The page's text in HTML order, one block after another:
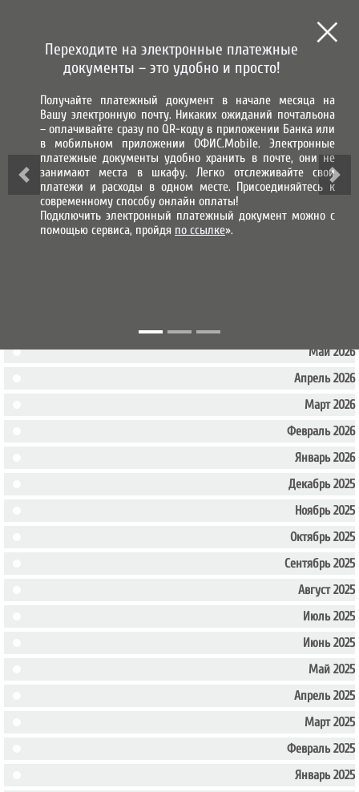
МЫ В СОЦИАЛЬНЫХ СЕТЯХ
ВХОД В ЛИЧНЫЙ КАБИНЕТ
Наши новости
Новости по
типу
Год Месяц
Май 2026
Апрель 2026
Март 2026
Февраль 2026
Январь 2026
Декабрь 2025
Ноябрь 2025
Октябрь 2025
Сентябрь 2025
Август 2025
Июль 2025
Июнь 2025
Май 2025
Апрель 2025
Март 2025
Февраль 2025
Январь 2025
Переходите на электронные платежные
документы – это удобно и просто!
Получайте платежный документ в начале месяца на
Вашу электронную почту. Никаких ожиданий почтальона
– оплачивайте сразу по QR-коду в приложении Банка или
в мобильном приложении ОФИС.Mobile. Электронные
платежные документы удобно хранить в почте, они не
занимают места в шкафу. Легко отслеживайте свои
платежи и расходы в одном месте. Присоединяйтесь к
современному способу онлайн оплаты!
Подключить электронный платежный документ можно с
помощью сервиса, пройдя по ссылке».